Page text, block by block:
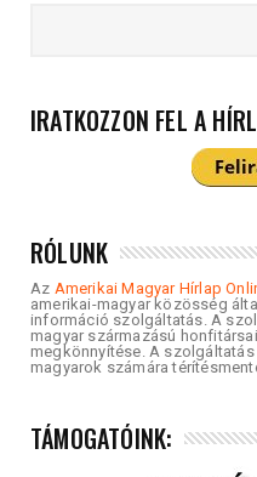
IRATKOZZON FEL A
RÓLUNK
Az Amerikai Magyar Hírlap
amerikai-magyar közösség
információ szolgáltatás. A
magyar származású
megkönnyítése. A
magyarok számára
TÁMOGATÓINK: